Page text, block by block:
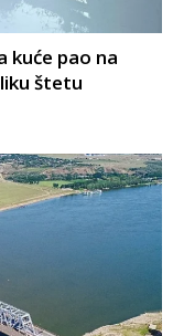
kuće pao na
štetu